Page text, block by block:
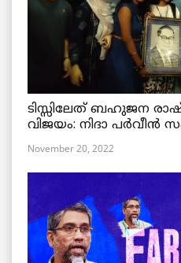
ടിസ്സിലേത് ബഹുജന
വിജയം: നിദാ പർവീൻ
November 20, 2022